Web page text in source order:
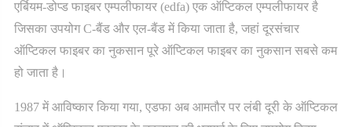
एर्बियम-डोप्ड फाइबर एम्पलीफायर (edfa) एक ऑप्टिकल एम्पलीफायर है
जिसका उपयोग C-बैंड और एल-बैंड में किया जाता है, जहां दूरसंचार
ऑप्टिकल फाइबर का नुकसान पूरे ऑप्टिकल फाइबर का नुकसान सबसे कम
हो जाता है।
1987 में आविष्कार किया गया, एडफा अब आमतौर पर लंबी दूरी के ऑप्टिकल